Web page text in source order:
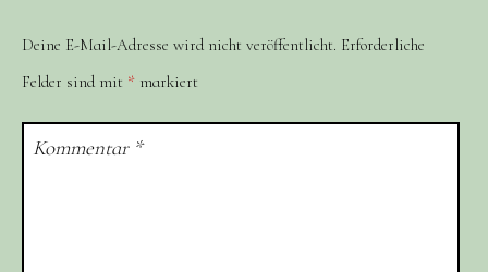
Deine E-Mail-Adresse wird nicht veröffentlicht. Erforderliche
Felder sind mit * markiert
Kommentar *